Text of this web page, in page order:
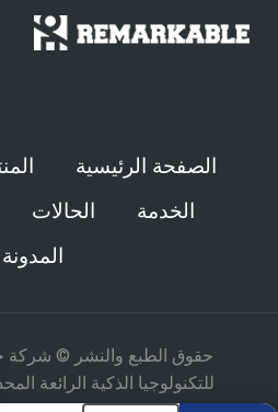
الصفحة الرئيسية
الخدمة
الحالات
المدونة
حقوق الطبع والنشر © شركة
للتكنولوجيا الذكية الرائعة